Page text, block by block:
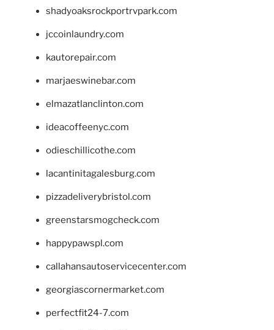
shadyoaksrockportrvpark.com
jccoinlaundry.com
kautorepair.com
marjaeswinebar.com
elmazatlanclinton.com
ideacoffeenyc.com
odieschillicothe.com
lacantinitagalesburg.com
pizzadeliverybristol.com
greenstarsmogcheck.com
happypawspl.com
callahansautoservicecenter.com
georgiascornermarket.com
perfectfit24-7.com